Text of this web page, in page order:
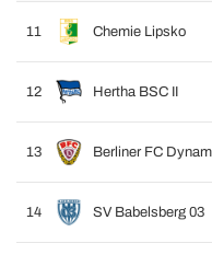
11 Chemie Lipsko
12 Hertha BSC II
13 Berliner FC
14 SV Babelsberg 03